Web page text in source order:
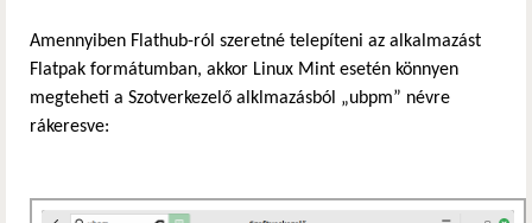
Amennyiben Flathub-ról szeretné telepíteni az alkalmazást
Flatpak formátumban, akkor Linux Mint esetén könnyen
megteheti a Szotverkezelő alklmazásból „ubpm” névre
rákeresve: